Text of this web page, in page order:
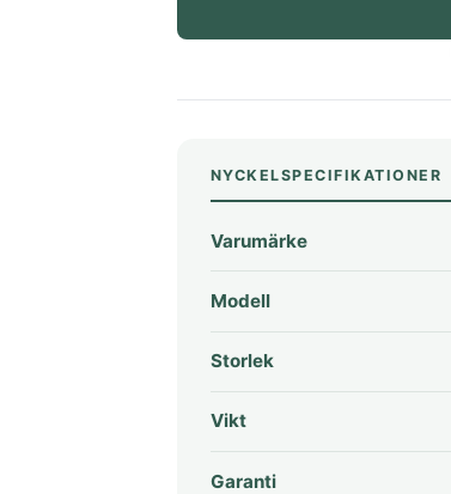
NYCKELSPECIFIKATIONER
Varumärke
Modell
Storlek
Vikt
Garanti